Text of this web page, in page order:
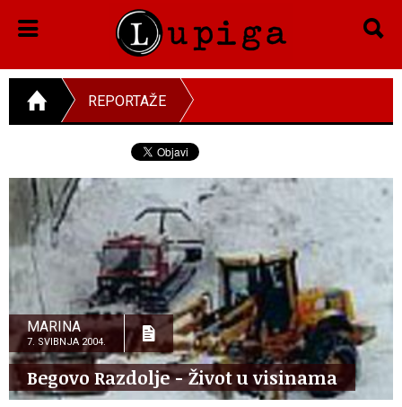
REPORTAŽE
MARINA
7. SVIBNJA 2004.
Begovo Razdolje - Život u visinama